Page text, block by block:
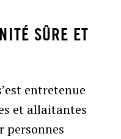
SÛRE ET
entretenue
et allaitantes
personnes